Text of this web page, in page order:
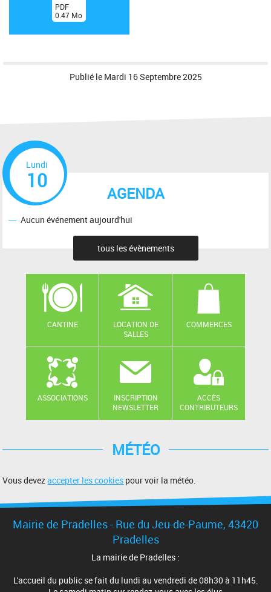
(PDF
0.47 Mo
)
Publié le Mardi 16 Septembre 2025
AGENDA
Lundi
10
Aucun événement aujourd'hui
tous les évènements
CANTINE
LOCATION DE
SALLES
COMMERCES
ASSOCIATIONS
INSCRIPTION
NEWSLETTER
ACCÈS
CONTRIBUTEURS
MÉTÉO
Vous devezaccepter les cookies pour voir la météo.
Mairie de Pradelles - Rue du Jeu-de-Paume, 43420
Pradelles
La mairie de Pradelles :
L'accueil du public se fait du lundi au vendredi de 08h30 à 11h45.